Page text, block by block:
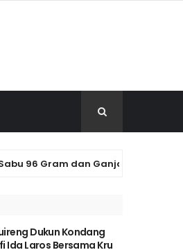
Gram dan Ganja 131 Gram
Dukun Kondang
Ida Laros Bersama Kru